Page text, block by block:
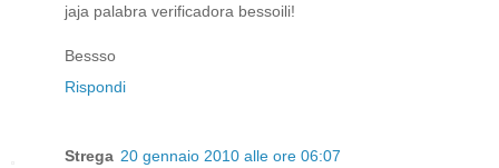
jaja palabra verificadora bessoili!
Bessso
Rispondi
Strega 20 gennaio 2010 alle ore 06:07